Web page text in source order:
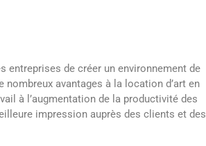
entreprises de créer un environnement de
avantages à la location d’art en
à l’augmentation de la productivité des
impression auprès des clients et des